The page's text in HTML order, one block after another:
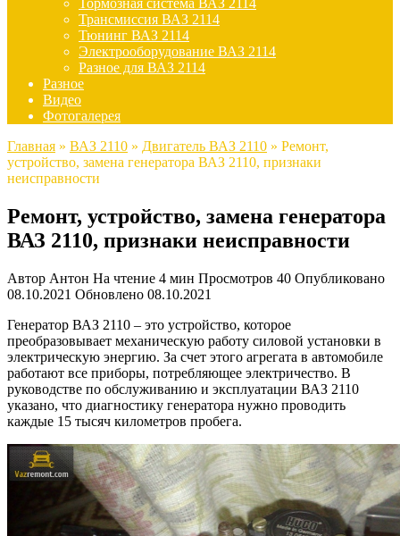
Тормозная система ВАЗ 2114
Трансмиссия ВАЗ 2114
Тюнинг ВАЗ 2114
Электрооборудование ВАЗ 2114
Разное для ВАЗ 2114
Разное
Видео
Фотогалерея
Главная » ВАЗ 2110 » Двигатель ВАЗ 2110 » Ремонт,
устройство, замена генератора ВАЗ 2110, признаки
неисправности
Ремонт, устройство, замена генератора
ВАЗ 2110, признаки неисправности
Автор Антон На чтение 4 мин Просмотров 40 Опубликовано
08.10.2021 Обновлено 08.10.2021
Генератор ВАЗ 2110 – это устройство, которое
преобразовывает механическую работу силовой установки в
электрическую энергию. За счет этого агрегата в автомобиле
работают все приборы, потребляющее электричество. В
руководстве по обслуживанию и эксплуатации ВАЗ 2110
указано, что диагностику генератора нужно проводить
каждые 15 тысяч километров пробега.